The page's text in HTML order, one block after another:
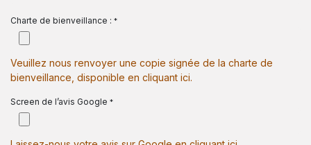
Charte de bienveillance : *
Veuillez nous renvoyer une copie signée de la charte de
bienveillance, disponible en cliquant ici.
Screen de l’avis Google *